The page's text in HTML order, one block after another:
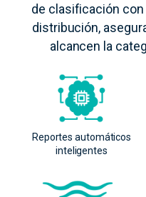
de clasificación
distribución,
alcancen la
Reportes automáticos
inteligentes